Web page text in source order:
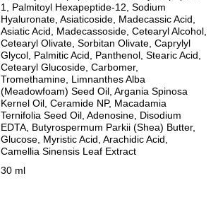
1, Palmitoyl Hexapeptide-12, Sodium
Hyaluronate, Asiaticoside, Madecassic Acid,
Asiatic Acid, Madecassoside, Cetearyl Alcohol,
Cetearyl Olivate, Sorbitan Olivate, Caprylyl
Glycol, Palmitic Acid, Panthenol, Stearic Acid,
Cetearyl Glucoside, Carbomer,
Tromethamine, Limnanthes Alba
(Meadowfoam) Seed Oil, Argania Spinosa
Kernel Oil, Ceramide NP, Macadamia
Ternifolia Seed Oil, Adenosine, Disodium
EDTA, Butyrospermum Parkii (Shea) Butter,
Glucose, Myristic Acid, Arachidic Acid,
Camellia Sinensis Leaf Extract
30 ml